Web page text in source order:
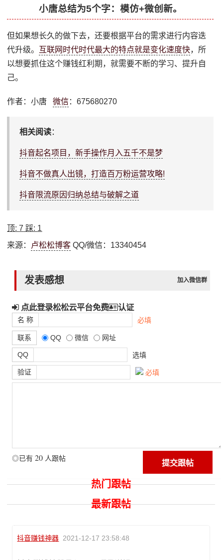
小唐总结为5个字：模仿+微创新。
但如果想长久的做下去，还要根据平台的需求进行内容迭
代升级。 互联网时代时代最大的特点就是变化速度快，所
以想要抓住这个赚钱红利期，就需要不断的学习、提升自
己。
作者：小唐微信：675680270
相关阅读：
抖音起名项目，新手操作月入五千不是梦
抖音不做真人出镜，打造百万粉运营攻略!
抖音限流原因归纳总结与破解之道
顶:7 踩: 1
来源： 卢松松博客 QQ/微信：13340454
发表感想 加入微信群
点此登录松松云平台免费 认证
名 称 必填
联系 QQ 微信 网址
QQ 选填
验证 必填
◎已有 20 人跟帖
热门跟帖
最新跟帖
抖音赚钱神器 2021-12-17 23:58:48